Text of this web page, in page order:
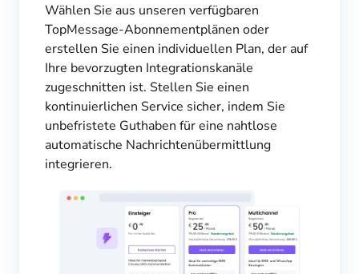
Wählen Sie aus unseren verfügbaren
TopMessage-Abonnementplänen oder
erstellen Sie einen individuellen Plan, der auf
Ihre bevorzugten Integrationskanäle
zugeschnitten ist. Stellen Sie einen
kontinuierlichen Service sicher, indem Sie
unbefristete Guthaben für eine nahtlose
automatische Nachrichtenübermittlung
integrieren.